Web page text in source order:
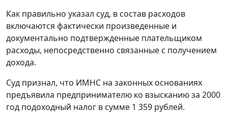
Как правильно указал суд, в состав расходов
включаются фактически произведенные и
документально подтвержденные плательщиком
расходы, непосредственно связанные с получением
дохода.
Суд признал, что ИМНС на законных основаниях
предъявила предпринимателю ко взысканию за 2000
год подоходный налог в сумме 1 359 рублей.